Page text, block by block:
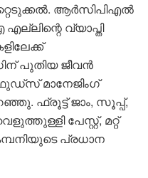
ആർസിപിഎൽ
വ്യാപ്തി
പുതിയ ജീവൻ
മാനേജിംഗ്
ഫ്രൂട്ട് ജാം, സൂപ്പ്,
പേസ്റ്റ്, മറ്റ്
പ്രധാന